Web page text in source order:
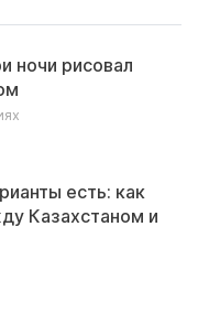
ночи рисовал
есть: как
Казахстаном и